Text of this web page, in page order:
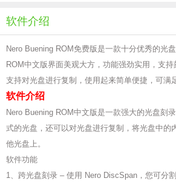
软件介绍
Nero Buening ROM免费版是一款十分优秀的光
ROM中文版界面美观大方，功能强劲实用，支持
支持对光盘进行复制，使用起来简单便捷，可满
软件介绍
Nero Buening ROM中文版是一款强大的光盘刻
式的光盘，还可以对光盘进行复制，将光盘中的
他光盘上。
软件功能
1、跨光盘刻录 – 使用 Nero DiscSpan，您可分